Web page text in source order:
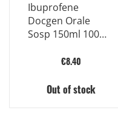
Ibuprofene
Docgen Orale
Sosp 150ml 100
Fragola Senza
€8.40
Out of stock